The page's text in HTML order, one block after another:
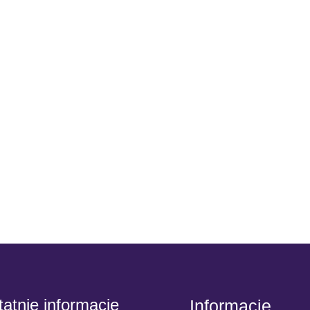
informacje Informacje